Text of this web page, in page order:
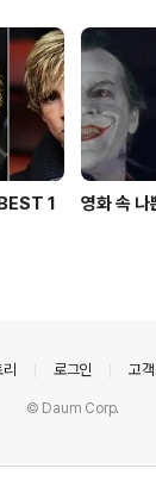
1
영화 속
로그인 고
© Daum Corp.